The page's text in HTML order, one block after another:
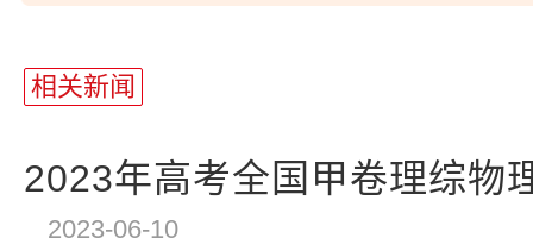
相关新闻
2023年高考全国甲卷理综物
2023-06-10